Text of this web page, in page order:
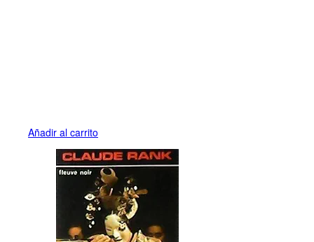
Añadir al carrito